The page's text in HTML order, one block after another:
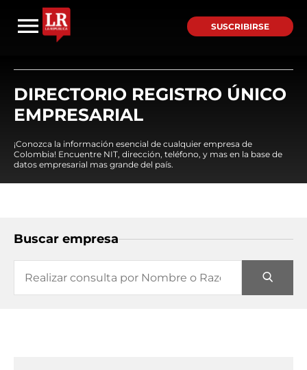
SUSCRIBIRSE
DIRECTORIO REGISTRO ÚNICO
EMPRESARIAL
¡Conozca la información esencial de cualquier empresa de
Colombia! Encuentre NIT, dirección, teléfono, y mas en la base de
datos empresarial mas grande del país.
Buscar empresa